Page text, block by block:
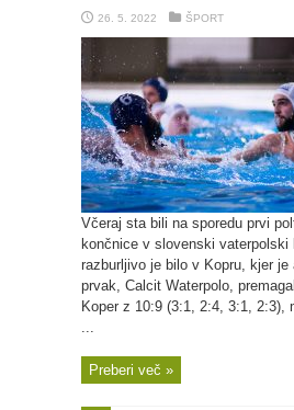
26. 5. 2022 ŠPORT
Včeraj sta bili na sporedu prvi
končnice v slovenski vaterpolski
razburljivo je bilo v Kopru, kjer je
prvak, Calcit Waterpolo,
Koper z 10:9 (3:1, 2:4, 3:1, 2:3),
...
Preberi več »